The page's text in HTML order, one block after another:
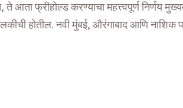
आता फ्रीहोल्ड करण्याचा महत्त्वपूर्ण निर्णय
होतील. नवी मुंबई, औरंगाबाद आणि नाशिक